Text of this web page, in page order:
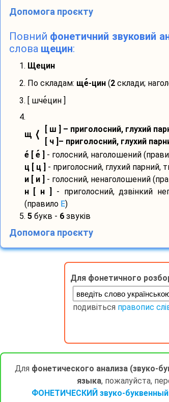
Допомога проєкту
Повний фонетичний звуковий
слова щецин:
1. Щецин
2. По складам: ще-цин(2склади;
3. [ шчецин ]
4.
щ ⟨
[ ш ] – приголосний, глухий
[ ч ]– приголосний, глухий
е[ е] - голосний, наголошений
ц [ ц ]
- приголосний, глухий парний,
и [ и ]
- голосний, ненаголошений
н [ н ]
- приголосний, дзвінкий
(правило E)
5. 5букв - 6звуків
Допомога проєкту
Для фонетичного
подивіться правопис
Для фонетического анализа (звуко-
языка, пожалуйста,
ФОНЕТИЧЕСКИЙ звуко-буквенный